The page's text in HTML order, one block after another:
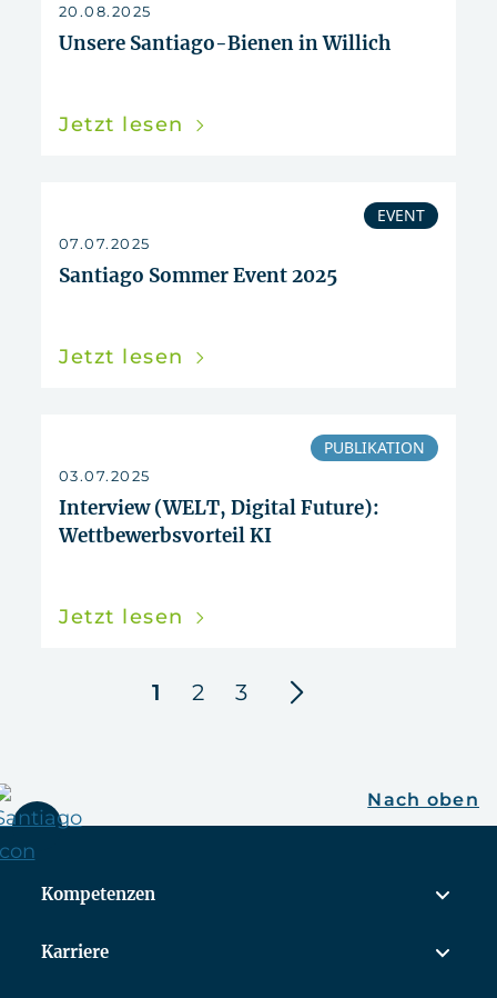
20.08.2025
Unsere Santiago-Bienen in Willich
Jetzt lesen
EVENT
07.07.2025
Santiago Sommer Event 2025
Jetzt lesen
PUBLIKATION
03.07.2025
Interview (WELT, Digital Future):
Wettbewerbsvorteil KI
Jetzt lesen
1 2 3 nächste
Nach oben
Kompetenzen
Karriere